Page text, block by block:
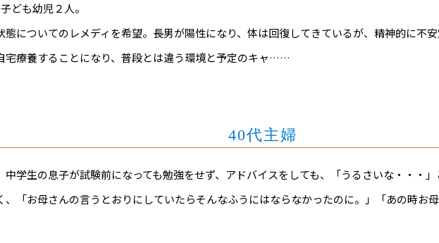
ども幼児２人。
態についてのレメディを希望。長男が陽性になり、体は回復してきているが、精神的に不安
宅療養することになり、普段とは違う環境と予定のキャ……
40代主婦
中学生の息子が試験前になっても勉強をせず、アドバイスをしても、「うるさいな・・・
、「お母さんの言うとおりにしていたらそんなふうにはならなかったのに。」「あの時